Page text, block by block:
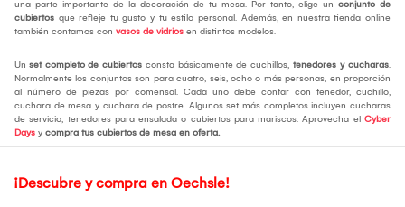
una parte importante de la decoración de tu mesa. Por tanto, elige un conjunto de
cubiertos que refleje tu gusto y tu estilo personal. Además, en nuestra tienda online
también contamos con vasos de vidrios en distintos modelos.
Un set completo de cubiertos consta básicamente de cuchillos, tenedores y cucharas.
Normalmente los conjuntos son para cuatro, seis, ocho o más personas, en proporción
al número de piezas por comensal. Cada uno debe contar con tenedor, cuchillo,
cuchara de mesa y cuchara de postre. Algunos set más completos incluyen cucharas
de servicio, tenedores para ensalada o cubiertos para mariscos. Aprovecha el Cyber
Days y compra tus cubiertos de mesa en oferta.
¡Descubre y compra en Oechsle!